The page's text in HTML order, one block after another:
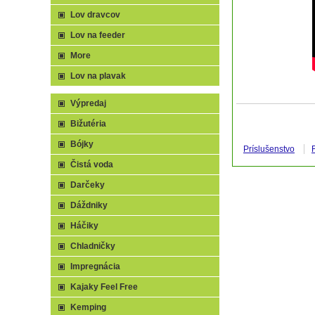
Príslušenstvo
Lov dravcov
Lov na feeder
More
Lov na plavak
Výpredaj
Bižutéria
Bójky
Čistá voda
Darčeky
Dáždniky
Háčiky
Chladničky
Impregnácia
Kajaky Feel Free
Kemping